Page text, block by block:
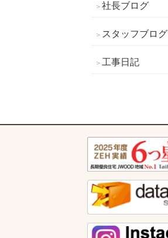
社長ブログ
スタッフブログ
工事日記